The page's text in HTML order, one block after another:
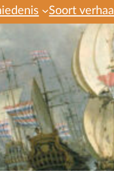
Soort verhaal